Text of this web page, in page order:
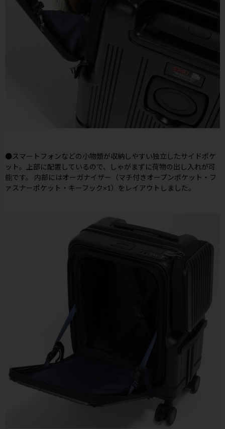
●スマートフォンなどの小物類が収納しやすい独立したサイドポケ
ット。上部に配置しているので、しゃがまずに荷物の出し入れが可
能です。 内部にはオーガナイザー（マチ付きオープンポケット・フ
ァスナーポケット・キーフック×1）をレイアウトしました。